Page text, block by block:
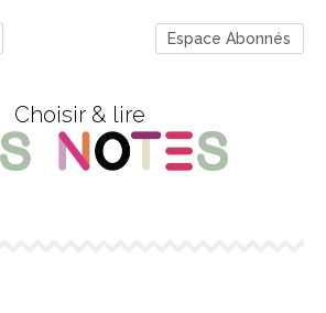
Espace Abonnés
Choisir & lire